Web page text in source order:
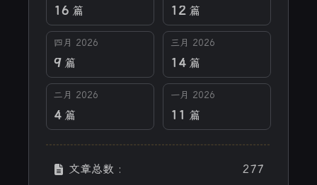
16 篇 12 篇
四月 2026
9 篇
三月 2026
14 篇
二月 2026
4 篇
一月 2026
11 篇
文章总数 :
277